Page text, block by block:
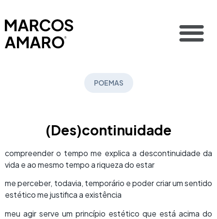
POEMAS
(Des)continuidade
compreender o tempo me explica a descontinuidade da
vida e ao mesmo tempo a riqueza do estar
me perceber, todavia, temporário e poder criar um sentido
estético me justifica a existência
meu agir serve um princípio estético que está acima do